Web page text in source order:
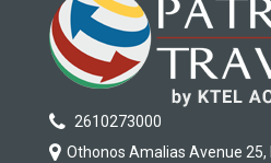
2610273000
Othonos Amalias Avenue 25,